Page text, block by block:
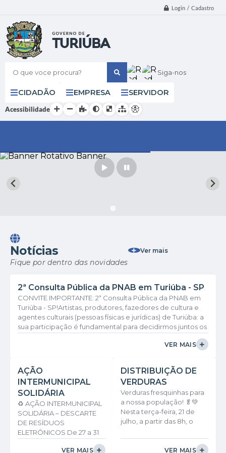
Login / Cadastro
O que voce procura? Siga-nos
CIDADÃO EMPRESA SERVIDOR
Acessibilidade
Notícias
Fique por dentro das novidades
Ver mais
2ª Consulta Pública da PNAB em Turiúba - SP
CONVITE IMPORTANTE: 2ª Consulta Pública da PNAB em
Turiúba - SP! ​Artistas, produtores, fazedores de cultura e
agentes culturais (pessoas físicas e jurídicas) de Turiúba: a
sua participação é fundamental para decidirmos juntos os
Consulta Pública do Ciclo 2 da Política Nacional Aldir Blanc
nosso cenário cultural! ​📅 Data: 04/08/2026 ⏰ Horário: 17h
(horário local) 📍...
VER MAIS
AÇÃO
INTERMUNICIPAL
SOLIDÁRIA
♻️ AÇÃO INTERMUNICIPAL
SOLIDÁRIA – DESCARTE
DE RESÍDUOS
ELETRÔNICOS De 27 a 31
VER MAIS
DISTRIBUIÇÃO DE
VERDURAS
Verduras fresquinhas para
a nossa população! 🥬💚
Nesta terça-feira, 21 de
julho, a partir das 8h, o
Solidariedade de Turiúba
realizará a distribuição
VER MAIS